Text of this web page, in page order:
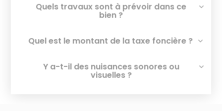
Quels travaux sont à prévoir dans ce
bien ?
Quel est le montant de la taxe foncière ?
Y a-t-il des nuisances sonores ou
visuelles ?